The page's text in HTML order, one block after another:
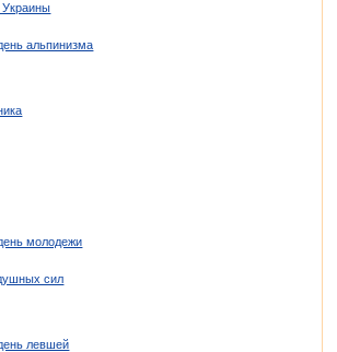
Украины
альпинизма
молодежи
сил
левшей